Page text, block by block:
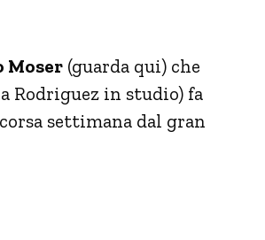
Moser (guarda qui) che
Rodriguez in studio) fa
settimana dal gran